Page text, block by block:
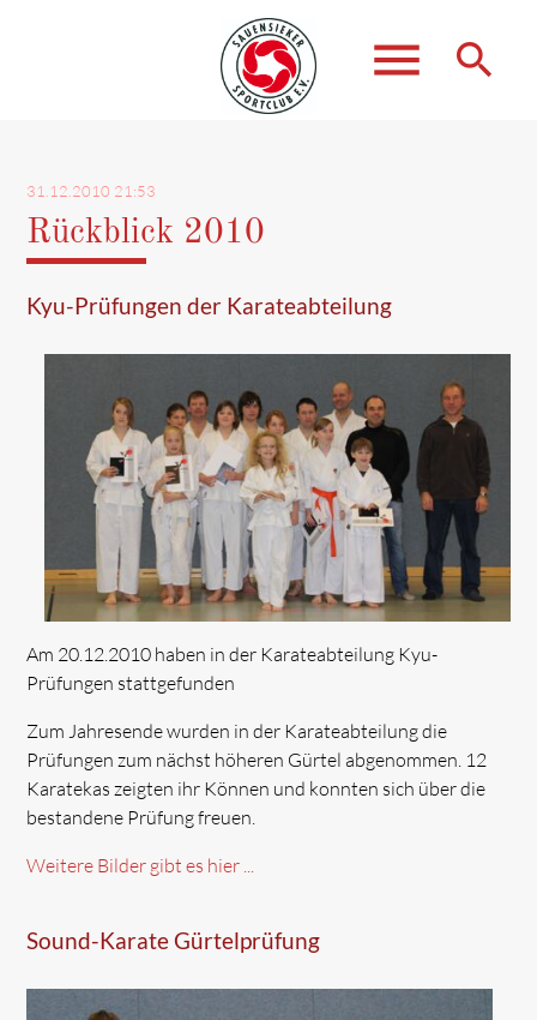
menu search
Suchbegriffe
31.12.2010 21:53
Rückblick 2010
Kyu-Prüfungen der Karateabteilung
Am 20.12.2010 haben in der Karateabteilung Kyu-
Prüfungen stattgefunden
Zum Jahresende wurden in der Karateabteilung die
Prüfungen zum nächst höheren Gürtel abgenommen. 12
Karatekas zeigten ihr Können und konnten sich über die
bestandene Prüfung freuen.
Weitere Bilder gibt es hier ...
Sound-Karate Gürtelprüfung